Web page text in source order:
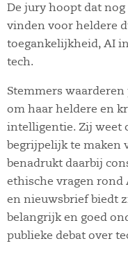
De jury hoopt dat
vinden voor heldere
toegankelijkheid, AI
tech.
Stemmers
om haar heldere en
intelligentie. Zij weet
begrijpelijk te maken
benadrukt daarbij
ethische vragen rond
en nieuwsbrief biedt
belangrijk en goed
publieke debat over